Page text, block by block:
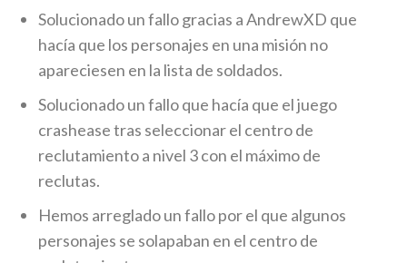
Solucionado un fallo gracias a AndrewXD que
hacía que los personajes en una misión no
apareciesen en la lista de soldados.
Solucionado un fallo que hacía que el juego
crashease tras seleccionar el centro de
reclutamiento a nivel 3 con el máximo de
reclutas.
Hemos arreglado un fallo por el que algunos
personajes se solapaban en el centro de